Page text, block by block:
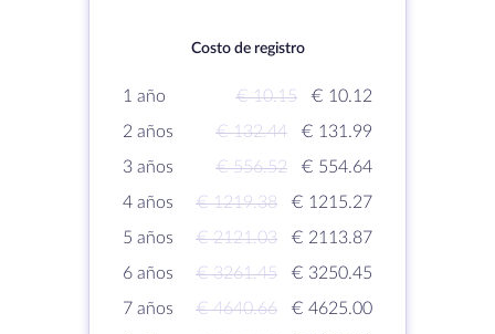
Costo de registro
1 año € 10.15
€ 10.12
2 años
€ 132.44
€ 131.99
3 años
€ 556.52
€ 554.64
4 años
€ 1219.38
€ 1215.27
5 años
€ 2121.03
€ 2113.87
6 años
€ 3261.45
€ 3250.45
7 años
€ 4640.66
€ 4625.00